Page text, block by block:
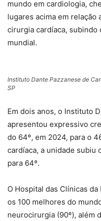
mundo em cardiologia,
lugares acima em relação
cirurgia cardíaca, subindo
mundial.
Instituto Dante Pazzanese de
SP
Em dois anos, o Instituto
apresentou expressivo
do 64º, em 2024, para o
cardíaca, a unidade subiu
para 64º.
O Hospital das Clínicas
os 100 melhores do
neurocirurgia (90º), além